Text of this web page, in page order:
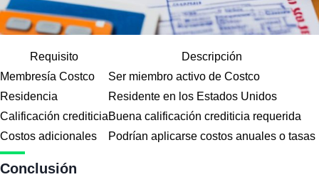
Requisito
Descripción
Membresía Costco
Ser miembro activo de Costco
Residencia
Residente en los Estados Unidos
Calificación crediticiaBuena calificación crediticia requerida
Costos adicionales
Podrían aplicarse costos anuales o tasas
Conclusión